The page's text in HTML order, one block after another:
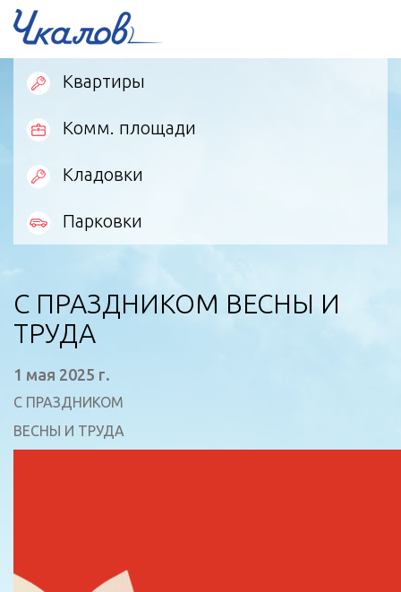
Квартиры
Комм. площади
Кладовки
Парковки
С ПРАЗДНИКОМ ВЕСНЫ И
ТРУДА
1 мая 2025 г.
С ПРАЗДНИКОМ
ВЕСНЫ И ТРУДА